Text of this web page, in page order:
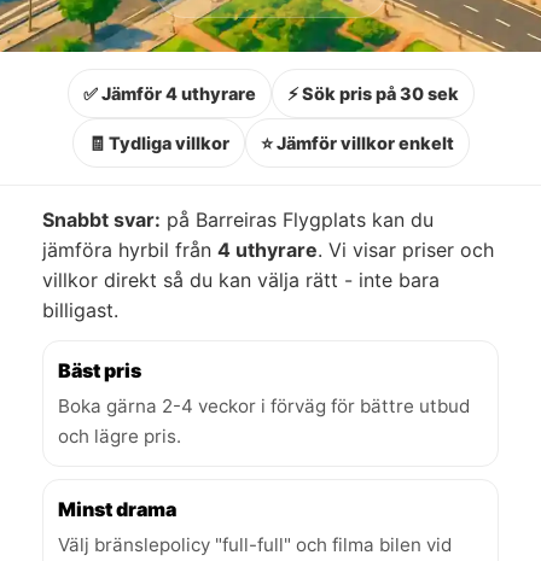
✅ Jämför 4 uthyrare ⚡ Sök pris på 30 sek
🧾 Tydliga villkor ⭐ Jämför villkor enkelt
Snabbt svar: på Barreiras Flygplats kan du
jämföra hyrbil från 4 uthyrare. Vi visar priser och
villkor direkt så du kan välja rätt - inte bara
billigast.
Bäst pris
Boka gärna 2-4 veckor i förväg för bättre utbud
och lägre pris.
Minst drama
Välj bränslepolicy "full-full" och filma bilen vid